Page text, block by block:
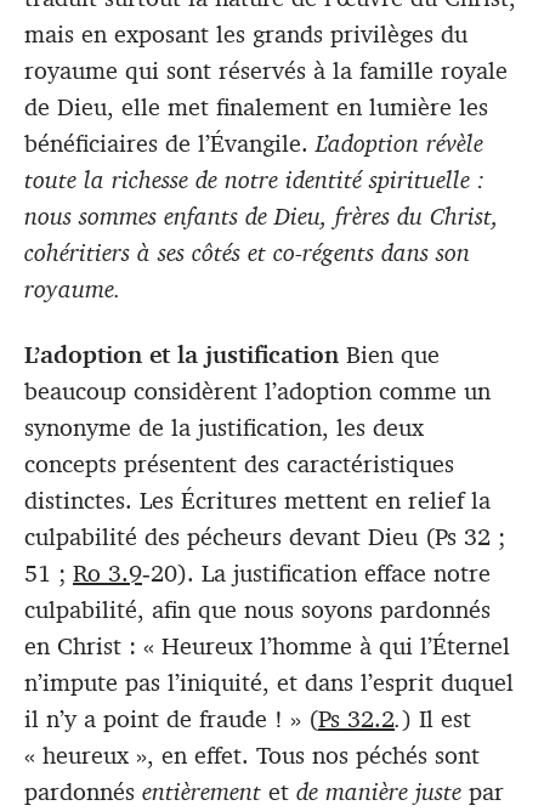
mais en exposant les grands privilèges du
royaume qui sont réservés à la famille royale
de Dieu, elle met finalement en lumière les
bénéficiaires de l’Évangile.L’adoption révèle
toute la richesse de notre identité spirituelle :
nous sommes enfants de Dieu, frères du Christ,
cohéritiers à ses côtés et co-régents dans son
royaume.
L’adoption et la justification Bien que
beaucoup considèrent l’adoption comme un
synonyme de la justification, les deux
concepts présentent des caractéristiques
distinctes. Les Écritures mettent en relief la
culpabilité des pécheurs devant Dieu (Ps 32 ;
51 ; Ro 3.9‑20). La justification efface notre
culpabilité, afin que nous soyons pardonnés
en Christ : « Heureux l’homme à qui l’Éternel
n’impute pas l’iniquité, et dans l’esprit duquel
il n’y a point de fraude ! » (Ps 32.2.) Il est
« heureux », en effet. Tous nos péchés sont
pardonnés entièrement et de manière juste par